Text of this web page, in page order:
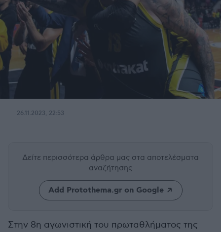
26.11.2023, 22:53
Δείτε περισσότερα άρθρα μας στα αποτελέσματα
αναζήτησης
Add Protothema.gr on Google
Στην 8η αγωνιστική του πρωταθλήματος της